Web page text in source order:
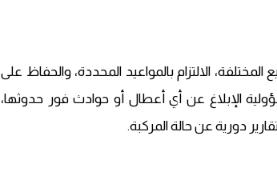
الالتزام بالمواعيد المحددة، والحفاظ على
الإبلاغ عن أي أعطال أو حوادث فور حدوثها،
دورية عن حالة المركبة.